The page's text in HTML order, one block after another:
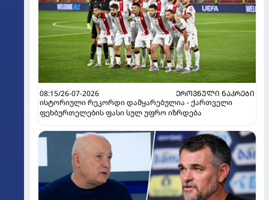
08:15/26-07-2026
ᲔᲠᲝᲕᲜᲣᲚᲘ ᲜᲐᲙᲠᲔᲑᲘ
ისტორიული რეკორდი დამყარებულია - ქართველი
ფეხბურთელების ფასი სულ უფრო იზრდება